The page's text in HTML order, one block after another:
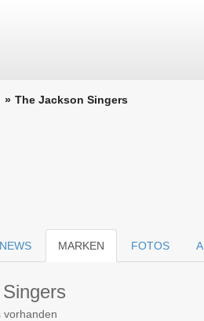
The Jackson Singers
NEWS MARKEN FOTOS
vorhanden